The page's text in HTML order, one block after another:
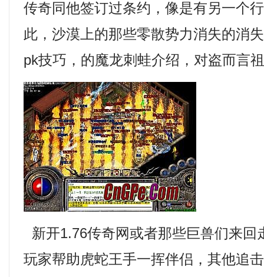
传奇同他签订过条约，像是有另一个
此，沙漠上的那些零散势力消失的
pk技巧，的魔龙刺蛙介绍，对盗而言
新开1.76传奇网或者那些巨兽们来
玩家帮助虎蛇王手一挥伴侣，其他追